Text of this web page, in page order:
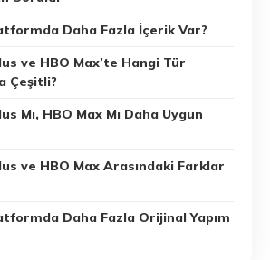
Daha Fazla İçerik Var?
ve HBO Max’te Hangi Tür
Çeşitli?
Mı, HBO Max Mı Daha Uygun
ve HBO Max Arasındaki Farklar
Daha Fazla Orijinal Yapım